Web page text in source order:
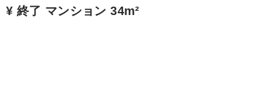
¥ 終了 マンション 34m²